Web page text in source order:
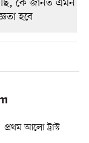
প্রথম আলো ট্রাস্ট